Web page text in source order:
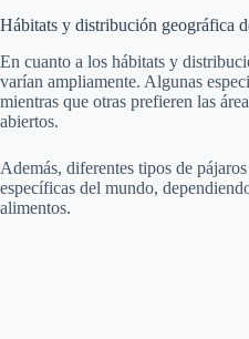
Hábitats y distribución geográfica
En cuanto a los hábitats y
varían ampliamente. Algunas
mientras que otras prefieren las
abiertos.
Además, diferentes tipos de
específicas del mundo,
alimentos.